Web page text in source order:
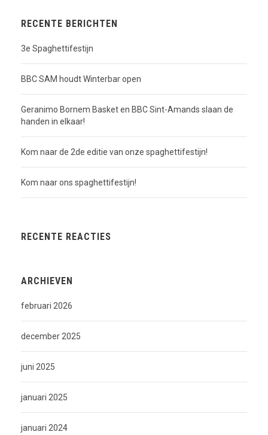
RECENTE BERICHTEN
3e Spaghettifestijn
BBC SAM houdt Winterbar open
Geranimo Bornem Basket en BBC Sint-Amands slaan de
handen in elkaar!
Kom naar de 2de editie van onze spaghettifestijn!
Kom naar ons spaghettifestijn!
RECENTE REACTIES
ARCHIEVEN
februari 2026
december 2025
juni 2025
januari 2025
januari 2024